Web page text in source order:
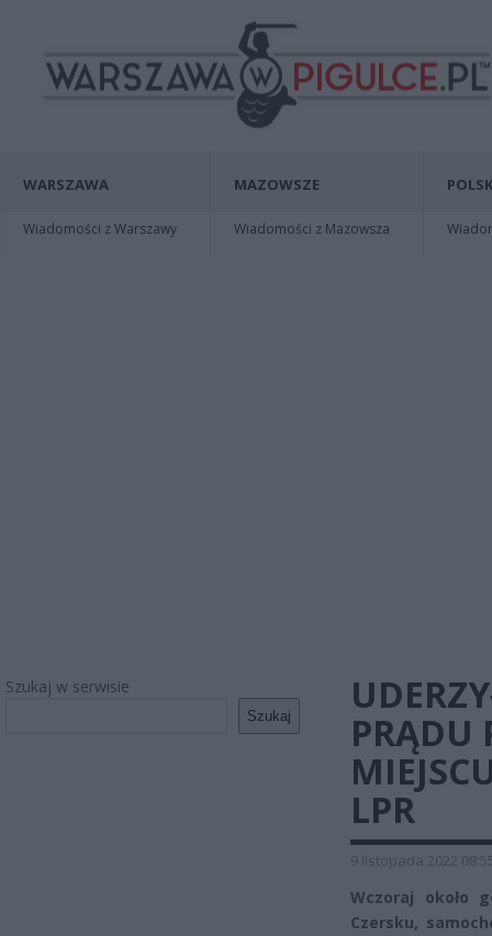
WARSZAWA
Wiadomości z Warszawy
MAZOWSZE
Wiadomości z Mazowsza
Szukaj w serwisie
Szukaj
PRĄDU
LPR
9 listopada 2022
Wczoraj około
Czersku,